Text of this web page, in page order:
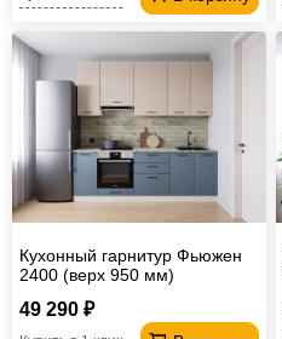
Кухонный гарнитур Фьюжен
2400 (верх 950 мм)
49 290 ₽